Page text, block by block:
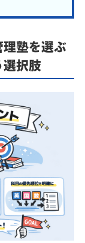
塾を選ぶ
択肢